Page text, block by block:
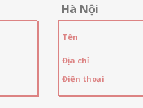
Hà Nội
Tên
Địa chỉ
Điện thoại